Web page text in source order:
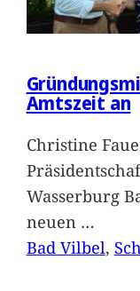
Amtszeit an
Christine
Wasserburg
neuen …
Bad Vilbel,